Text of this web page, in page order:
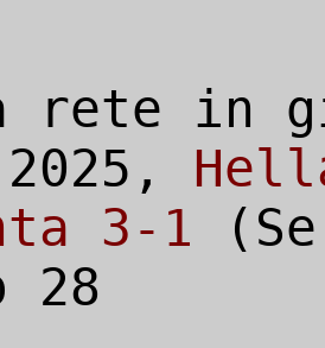
rete in
3-1
28